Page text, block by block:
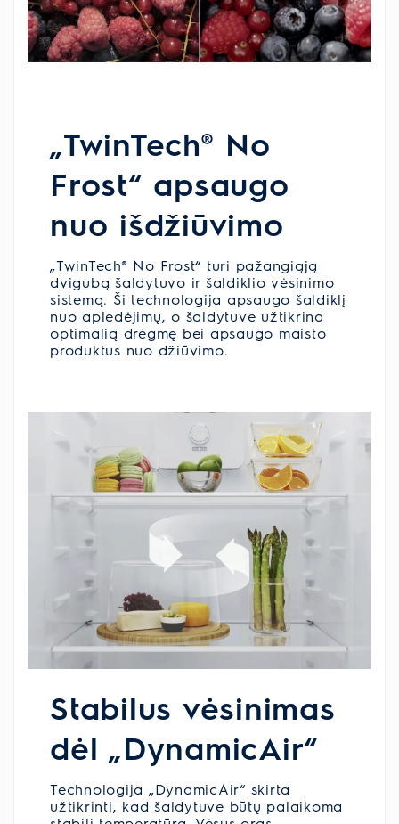
„TwinTech® No
Frost“ apsaugo
nuo išdžiūvimo
„TwinTech® No Frost“ turi pažangiąją
dvigubą šaldytuvo ir šaldiklio vėsinimo
sistemą. Ši technologija apsaugo šaldiklį
nuo apledėjimų, o šaldytuve užtikrina
optimalią drėgmę bei apsaugo maisto
produktus nuo džiūvimo.
Stabilus vėsinimas
dėl „DynamicAir“
Technologija „DynamicAir“ skirta
užtikrinti, kad šaldytuve būtų palaikoma